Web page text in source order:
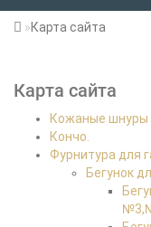
Карта сайта
Карта сайта
Кожаные шнуры
Кончо.
Фурнитура для
Бегунок